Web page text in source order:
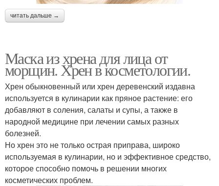
читать дальше →
Маска из хрена для лица от
морщин. Хрен в косметологии.
Хрен обыкновенный или хрен деревенский издавна
используется в кулинарии как пряное растение: его
добавляют в соления, салаты и супы, а также в
народной медицине при лечении самых разных
болезней.
Но хрен это не только острая приправа, широко
используемая в кулинарии, но и эффективное средство,
которое способно помочь в решении многих
косметических проблем.